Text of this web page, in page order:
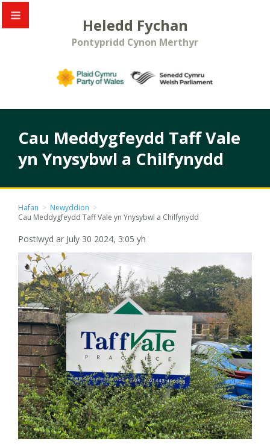
Heledd Fychan
Pontypridd Cynon Merthyr
Cau Meddygfeydd Taff Vale
yn Ynysybwl a Chilfynydd
Hafan > Newyddion >
Cau Meddygfeydd Taff Vale yn Ynysybwl a Chilfynydd
Postiwyd ar July 30 2024, 3:05 yh